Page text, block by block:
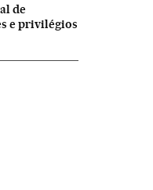
de
e privilégios